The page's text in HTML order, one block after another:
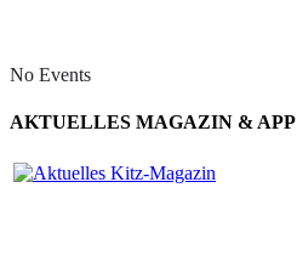
No Events
AKTUELLES MAGAZIN & APP